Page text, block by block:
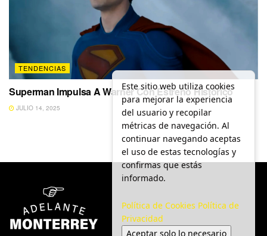
TENDENCIAS
Superman Impulsa A Warner Con Estreno Histórico
JULIO 14, 2025
Este sitio web utiliza cookies
para mejorar la experiencia
del usuario y recopilar
métricas de navegación. Al
continuar navegando aceptas
el uso de estas tecnologías y
confirmas que estás
informado.
Política de Cookies Política de
Privacidad
Aceptar solo lo necesario